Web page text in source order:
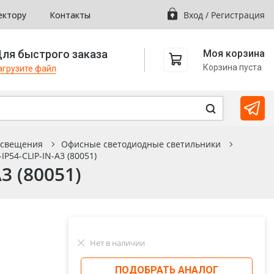
Контакты Вход / Регистрация
быстрого заказа
файл
Моя корзина
Корзина пуста
Офисные светодиодные светильники
CLIP-IN-A3 (80051)
(80051)
Нет в наличии
ПОДОБРАТЬ АНАЛОГ